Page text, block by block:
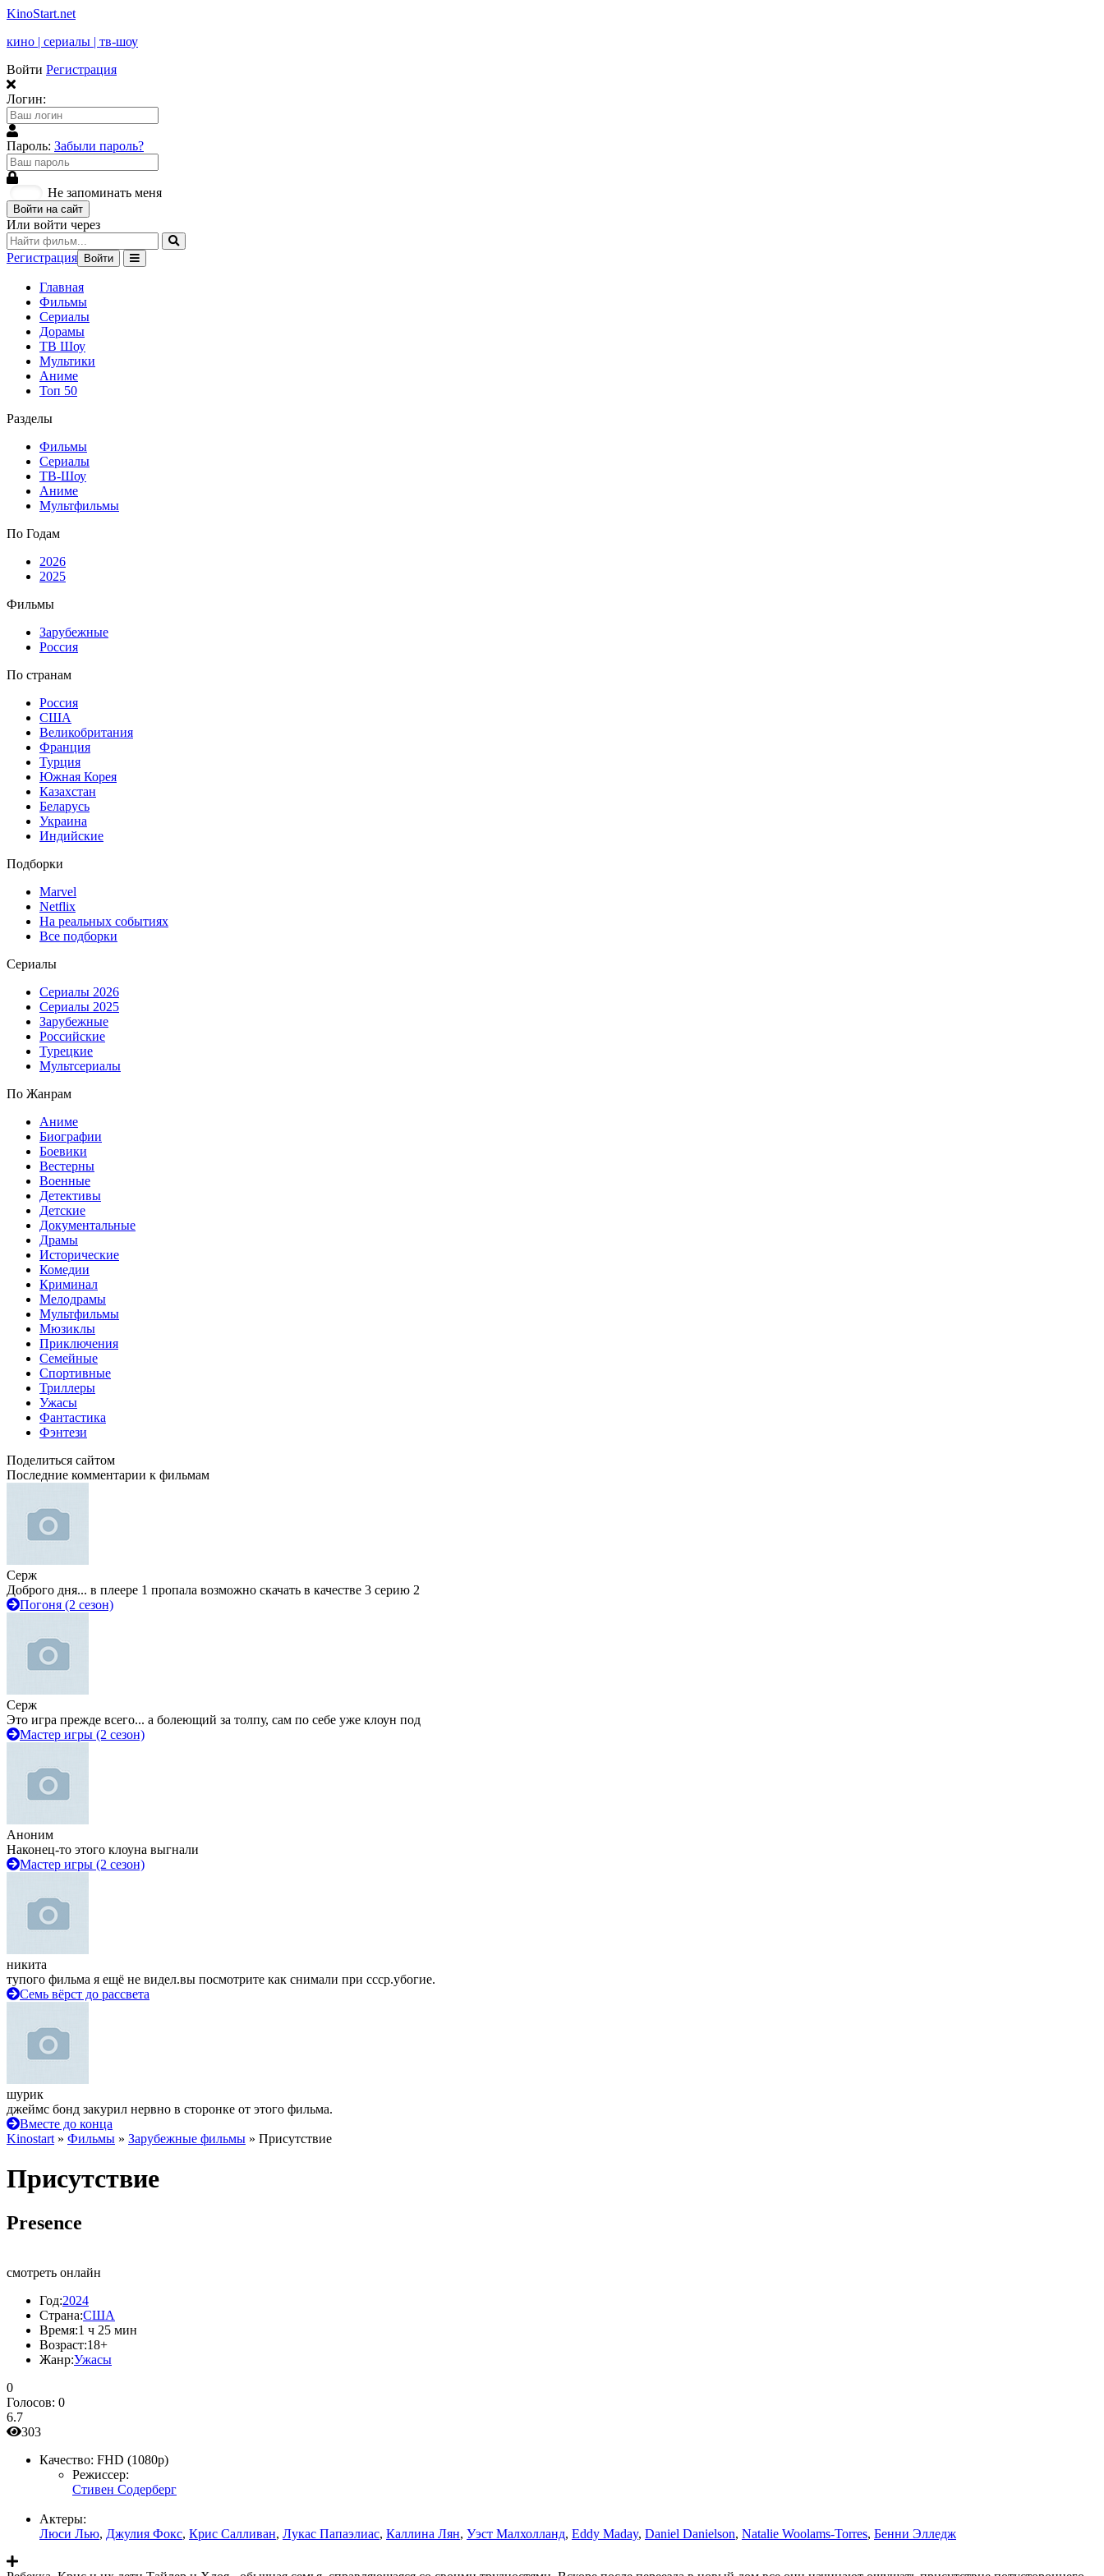
KinoStart.net
кино | сериалы | тв-шоу
Войти Регистрация
Логин:
Пароль: Забыли пароль?
Не запоминать меня
Войти на сайт
Или войти через
Регистрация Войти
Главная
Фильмы
Сериалы
Дорамы
ТВ Шоу
Мультики
Аниме
Топ 50
Разделы
Фильмы
Сериалы
ТВ-Шоу
Аниме
Мультфильмы
По Годам
2026
2025
Фильмы
Зарубежные
Россия
По странам
Россия
США
Великобритания
Франция
Турция
Южная Корея
Казахстан
Беларусь
Украина
Индийские
Подборки
Marvel
Netflix
На реальных событиях
Все подборки
Сериалы
Сериалы 2026
Сериалы 2025
Зарубежные
Российские
Турецкие
Мультсериалы
По Жанрам
Аниме
Биографии
Боевики
Вестерны
Военные
Детективы
Детские
Документальные
Драмы
Исторические
Комедии
Криминал
Мелодрамы
Мультфильмы
Мюзиклы
Приключения
Семейные
Спортивные
Триллеры
Ужасы
Фантастика
Фэнтези
Поделиться сайтом
Последние комментарии к фильмам
Серж
Доброго дня... в плеере 1 пропала возможно скачать в качестве 3 серию 2
Погоня (2 сезон)
Серж
Это игра прежде всего... а болеющий за толпу, сам по себе уже клоун под
Мастер игры (2 сезон)
Аноним
Наконец-то этого клоуна выгнали
Мастер игры (2 сезон)
никита
тупого фильма я ещё не видел.вы посмотрите как снимали при ссср.убогие.
Семь вёрст до рассвета
шурик
джеймс бонд закурил нервно в сторонке от этого фильма.
Вместе до конца
Kinostart » Фильмы » Зарубежные фильмы » Присутствие
Присутствие
Presence
смотреть онлайн
Год:2024
Страна:США
Время:1 ч 25 мин
Возраст:18+
Жанр:Ужасы
0
Голосов: 0
6.7
303
Качество: FHD (1080p)
Режиссер:
Стивен Содерберг
Актеры:
Люси Лью, Джулия Фокс, Крис Салливан, Лукас Папаэлиас, Каллина Лян, Уэст Малхолланд, Eddy Maday, Daniel Danielson, Natalie Woolams-Torres, Бенни Элледж